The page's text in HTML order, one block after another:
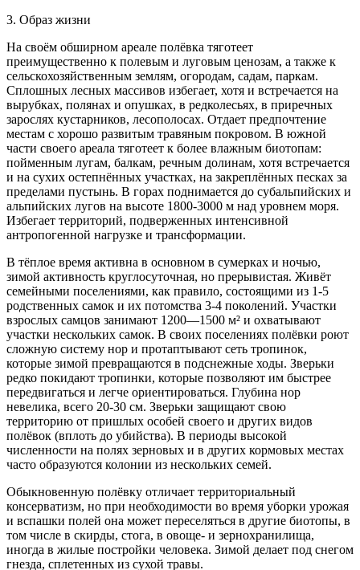
3. Образ жизни
На своём обширном ареале полёвка тяготеет
преимущественно к полевым и луговым ценозам, а также к
сельскохозяйственным землям, огородам, садам, паркам.
Сплошных лесных массивов избегает, хотя и встречается на
вырубках, полянах и опушках, в редколесьях, в приречных
зарослях кустарников, лесополосах. Отдает предпочтение
местам с хорошо развитым травяным покровом. В южной
части своего ареала тяготеет к более влажным биотопам:
пойменным лугам, балкам, речным долинам, хотя встречается
и на сухих остепнённых участках, на закреплённых песках за
пределами пустынь. В горах поднимается до субальпийских и
альпийских лугов на высоте 1800-3000 м над уровнем моря.
Избегает территорий, подверженных интенсивной
антропогенной нагрузке и трансформации.
В тёплое время активна в основном в сумерках и ночью,
зимой активность круглосуточная, но прерывистая. Живёт
семейными поселениями, как правило, состоящими из 1-5
родственных самок и их потомства 3-4 поколений. Участки
взрослых самцов занимают 1200—1500 м² и охватывают
участки нескольких самок. В своих поселениях полёвки роют
сложную систему нор и протаптывают сеть тропинок,
которые зимой превращаются в подснежные ходы. Зверьки
редко покидают тропинки, которые позволяют им быстрее
передвигаться и легче ориентироваться. Глубина нор
невелика, всего 20-30 см. Зверьки защищают свою
территорию от пришлых особей своего и других видов
полёвок (вплоть до убийства). В периоды высокой
численности на полях зерновых и в других кормовых местах
часто образуются колонии из нескольких семей.
Обыкновенную полёвку отличает территориальный
консерватизм, но при необходимости во время уборки урожая
и вспашки полей она может переселяться в другие биотопы, в
том числе в скирды, стога, в овоще- и зернохранилища,
иногда в жилые постройки человека. Зимой делает под снегом
гнезда, сплетенных из сухой травы.